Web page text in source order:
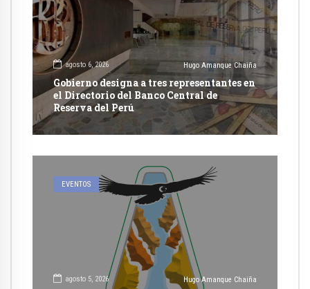
agosto 6, 2026 Hugo Amanque Chaiña
Gobierno designa a tres representantes en
el Directorio del Banco Central de
Reserva del Perú
EVENTOS
agosto 5, 2026 Hugo Amanque Chaiña